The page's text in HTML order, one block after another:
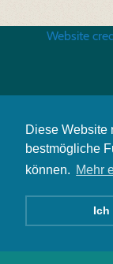
Diese Website
bestmögliche
können. Mehr
Ich
Website